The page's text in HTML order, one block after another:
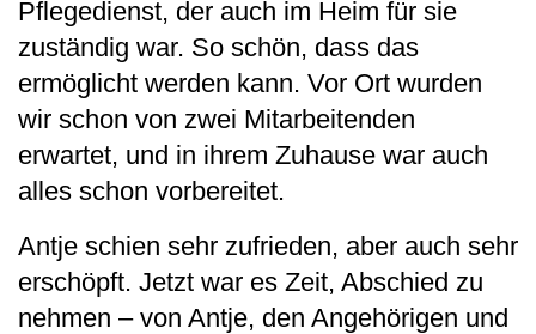
Pflegedienst, der auch im Heim für sie
zuständig war. So schön, dass das
ermöglicht werden kann. Vor Ort wurden
wir schon von zwei Mitarbeitenden
erwartet, und in ihrem Zuhause war auch
alles schon vorbereitet.
Antje schien sehr zufrieden, aber auch sehr
erschöpft. Jetzt war es Zeit, Abschied zu
nehmen – von Antje, den Angehörigen und